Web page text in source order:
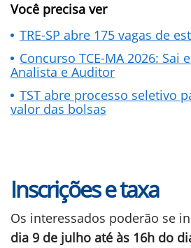
Você precisa ver
TRE-SP abre 175 vagas de
Concurso TCE-MA 2026: Sai
Analista e Auditor
TST abre processo seletivo
valor das bolsas
Inscrições e taxa
Os interessados poderão se
dia 9 de julho até às 16h do